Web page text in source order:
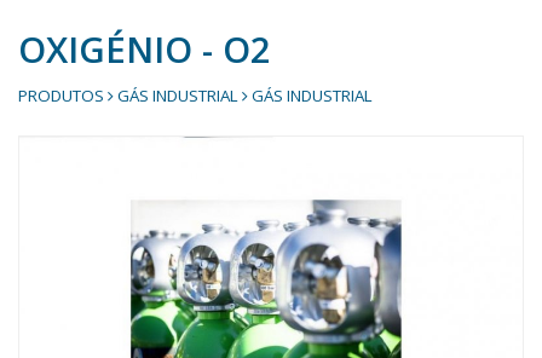
OXIGÉNIO - O2
PRODUTOS GÁS INDUSTRIAL GÁS INDUSTRIAL